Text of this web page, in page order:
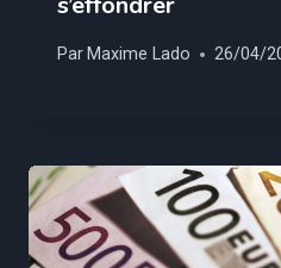
Par Maxime Lado 26/04/